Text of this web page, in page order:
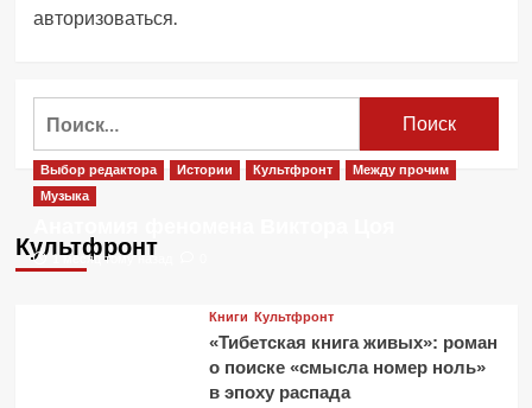
авторизоваться
Культфронт
Выбор редактора Истории Культфронт
Между прочим
Музыка
1 месяц тому назад
Книги Культфронт
«Тибетская книга живых»: роман
о поиске «смысла номер ноль»
в эпоху распада